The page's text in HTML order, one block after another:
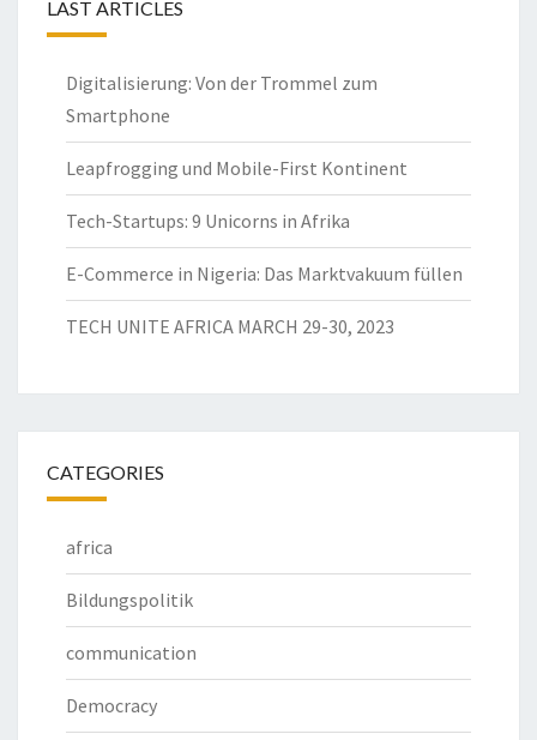
LAST ARTICLES
Digitalisierung: Von der Trommel zum
Smartphone
Leapfrogging und Mobile-First Kontinent
Tech-Startups: 9 Unicorns in Afrika
E-Commerce in Nigeria: Das Marktvakuum füllen
TECH UNITE AFRICA MARCH 29-30, 2023
CATEGORIES
africa
Bildungspolitik
communication
Democracy